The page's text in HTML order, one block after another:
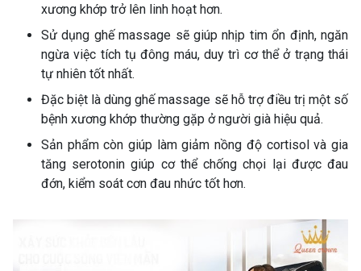
xương khớp trở lên linh hoạt hơn.
Sử dụng ghế massage sẽ giúp nhịp tim ổn định, ngăn
ngừa việc tích tụ đông máu, duy trì cơ thể ở trạng thái
tự nhiên tốt nhất.
Đặc biệt là dùng ghế massage sẽ hỗ trợ điều trị một số
bệnh xương khớp thường gặp ở người già hiệu quả.
Sản phẩm còn giúp làm giảm nồng độ cortisol và gia
tăng serotonin giúp cơ thể chống chọi lại được đau
đớn, kiểm soát cơn đau nhức tốt hơn.